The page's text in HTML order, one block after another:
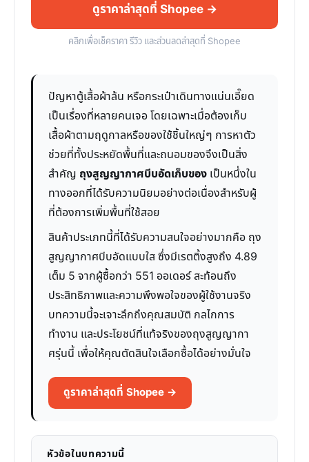
ดูราคาล่าสุดที่ Shopee →
คลิกเพื่อเช็คราคา รีวิว และส่วนลดล่าสุดที่ Shopee
ปัญหาตู้เสื้อผ้าล้น หรือกระเป๋าเดินทางแน่นเอี๊ยด
เป็นเรื่องที่หลายคนเจอ โดยเฉพาะเมื่อต้องเก็บ
เสื้อผ้าตามฤดูกาลหรือของใช้ชิ้นใหญ่ๆ การหาตัว
ช่วยที่ทั้งประหยัดพื้นที่และถนอมของจึงเป็นสิ่ง
สำคัญ ถุงสูญญากาศบีบอัดเก็บของ เป็นหนึ่งใน
ทางออกที่ได้รับความนิยมอย่างต่อเนื่องสำหรับผู้
ที่ต้องการเพิ่มพื้นที่ใช้สอย
สินค้าประเภทนี้ที่ได้รับความสนใจอย่างมากคือ ถุง
สูญญากาศบีบอัดแบบใส ซึ่งมีเรตติ้งสูงถึง 4.89
เต็ม 5 จากผู้ซื้อกว่า 551 ออเดอร์ สะท้อนถึง
ประสิทธิภาพและความพึงพอใจของผู้ใช้งานจริง
บทความนี้จะเจาะลึกถึงคุณสมบัติ กลไกการ
ทำงาน และประโยชน์ที่แท้จริงของถุงสูญญากา
ศรุ่นนี้ เพื่อให้คุณตัดสินใจเลือกซื้อได้อย่างมั่นใจ
ดูราคาล่าสุดที่ Shopee →
หัวข้อในบทความนี้